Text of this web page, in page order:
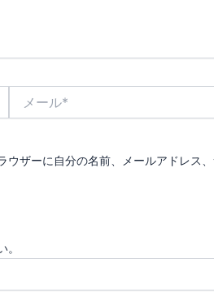
ザーに自分の名前、メールアドレス、